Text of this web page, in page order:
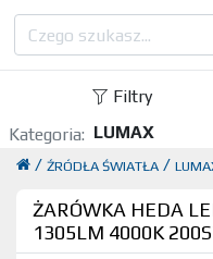
Filtry
Kategoria: LUMAX
/
ŹRÓDŁA ŚWIATŁA
/
ŻARÓWKA HEDA
1305LM 4000K